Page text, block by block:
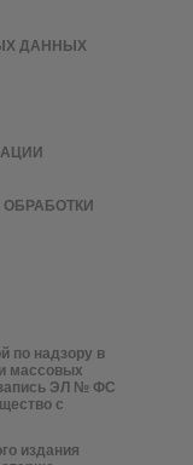
по надзору в
массовых
запись ЭЛ № ФС
с
издания
ДАННЫХ